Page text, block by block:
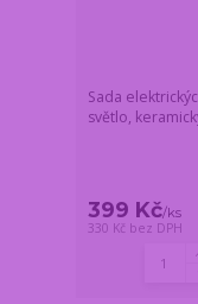
Sada
světlo,
399 Kč/ks
330 Kč bez DPH